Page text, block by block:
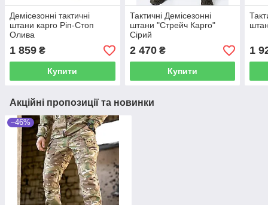
Демісезонні тактичні
штани карго Ріп-Стоп
Олива
1 859 ₴
Купити
Тактичні Демісезонні
штани "Стрейч Карго"
Сірий
2 470₴
Купити
1
Акційні пропозиції та новинки
–46%